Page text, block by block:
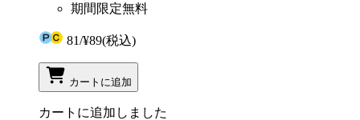
期間限定無料
81/¥89(税込)
カートに追加
カートに追加しました